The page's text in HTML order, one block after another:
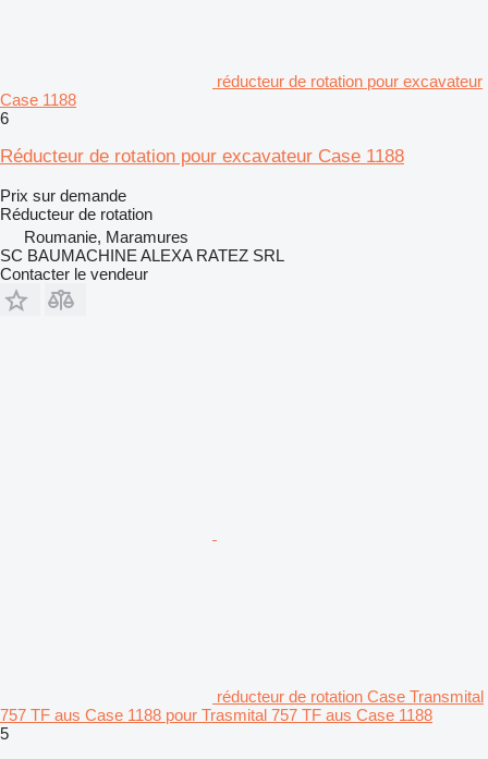
réducteur de rotation pour excavateur
Case 1188
6
Réducteur de rotation pour excavateur Case 1188
Prix sur demande
Réducteur de rotation
Roumanie, Maramures
SC BAUMACHINE ALEXA RATEZ SRL
Contacter le vendeur
réducteur de rotation Case Transmital
757 TF aus Case 1188 pour Trasmital 757 TF aus Case 1188
5